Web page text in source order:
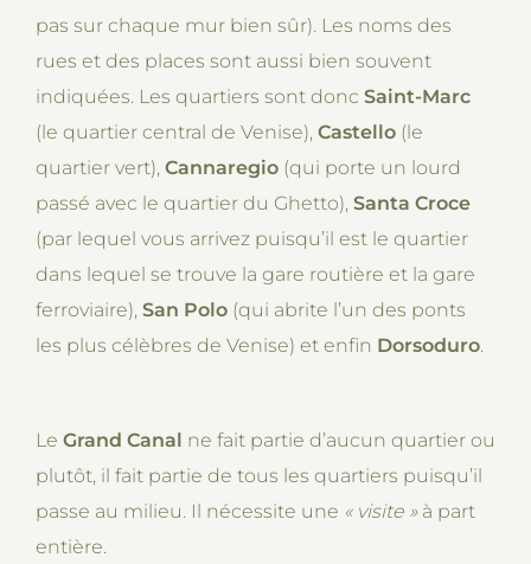
pas sur chaque mur bien sûr). Les noms des
rues et des places sont aussi bien souvent
indiquées. Les quartiers sont donc Saint-Marc
(le quartier central de Venise), Castello (le
quartier vert), Cannaregio (qui porte un lourd
passé avec le quartier du Ghetto), Santa Croce
(par lequel vous arrivez puisqu’il est le quartier
dans lequel se trouve la gare routière et la gare
ferroviaire), San Polo (qui abrite l’un des ponts
les plus célèbres de Venise) et enfin Dorsoduro.
Le Grand Canal ne fait partie d’aucun quartier ou
plutôt, il fait partie de tous les quartiers puisqu’il
passe au milieu. Il nécessite une « visite »à part
entière.